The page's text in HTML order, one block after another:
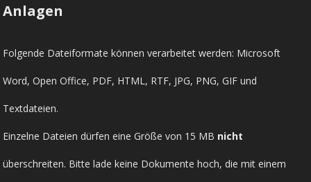
Anlagen
Folgende Dateiformate können verarbeitet werden: Microsoft
Word, Open Office, PDF, HTML, RTF, JPG, PNG, GIF und
Textdateien.
Einzelne Dateien dürfen eine Größe von 15 MB nicht
überschreiten. Bitte lade keine Dokumente hoch, die mit einem